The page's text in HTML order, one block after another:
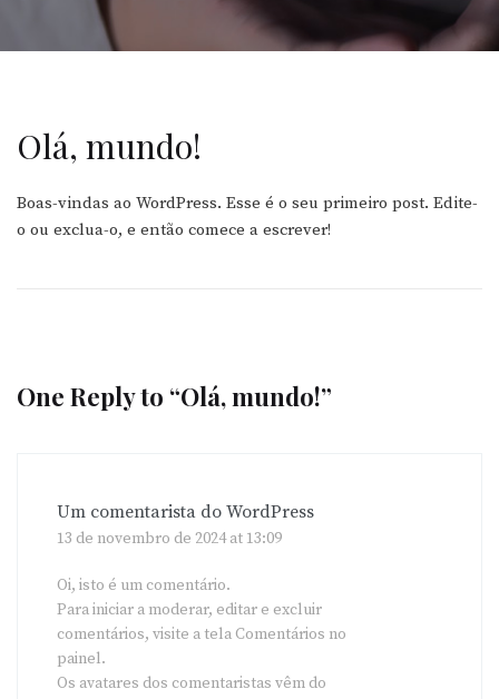
Olá, mundo!
Boas-vindas ao WordPress. Esse é o seu primeiro post. Edite-
o ou exclua-o, e então comece a escrever!
One Reply to “Olá, mundo!”
Um comentarista do WordPress
13 de novembro de 2024 at 13:09
Oi, isto é um comentário.
Para iniciar a moderar, editar e excluir
comentários, visite a tela Comentários no
painel.
Os avatares dos comentaristas vêm do